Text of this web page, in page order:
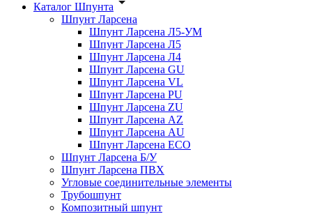
Каталог Шпунта
Шпунт Ларсена
Шпунт Ларсена Л5-УМ
Шпунт Ларсена Л5
Шпунт Ларсена Л4
Шпунт Ларсена GU
Шпунт Ларсена VL
Шпунт Ларсена PU
Шпунт Ларсена ZU
Шпунт Ларсена AZ
Шпунт Ларсена AU
Шпунт Ларсена ECO
Шпунт Ларсена Б/У
Шпунт Ларсена ПВХ
Угловые соединительные элементы
Трубошпунт
Композитный шпунт